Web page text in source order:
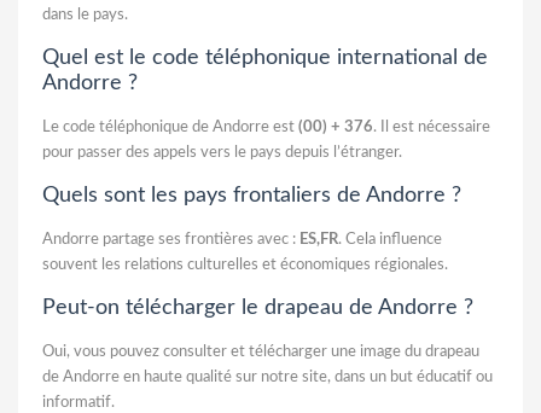
dans le pays.
Quel est le code téléphonique international de
Andorre ?
Le code téléphonique de Andorre est (00) + 376. Il est nécessaire
pour passer des appels vers le pays depuis l’étranger.
Quels sont les pays frontaliers de Andorre ?
Andorre partage ses frontières avec : ES,FR. Cela influence
souvent les relations culturelles et économiques régionales.
Peut-on télécharger le drapeau de Andorre ?
Oui, vous pouvez consulter et télécharger une image du drapeau
de Andorre en haute qualité sur notre site, dans un but éducatif ou
informatif.